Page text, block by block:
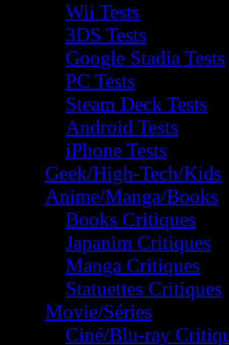
Wii Tests
3DS Tests
Google Stadia Tests
PC Tests
Steam Deck Tests
Android Tests
iPhone Tests
Geek/High-Tech/Kids
Anime/Manga/Books
Books Critiques
Japanim Critiques
Manga Critiques
Statuettes Critiques
Movie/Séries
Ciné/Blu-ray